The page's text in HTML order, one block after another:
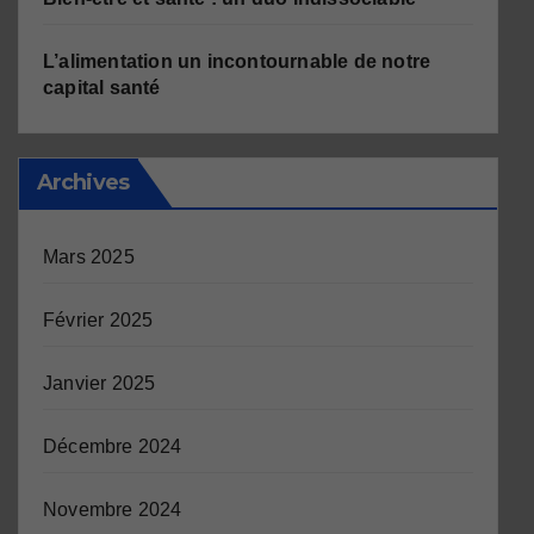
L’alimentation un incontournable de notre
capital santé
Archives
Mars 2025
Février 2025
Janvier 2025
Décembre 2024
Novembre 2024